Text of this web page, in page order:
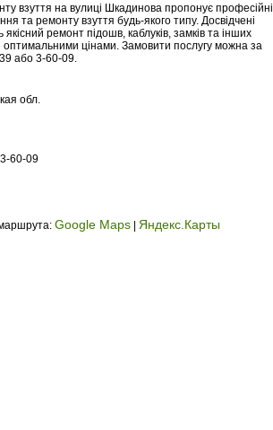
взуття на вулиці Шкадинова пропонує професійні
та ремонту взуття будь-якого типу. Досвідчені
ремонт підошв, каблуків, замків та інших
оптимальними цінами. Замовити послугу можна за
або 3-60-09.
обл.
60-09
Google Maps | Яндекс.Карты